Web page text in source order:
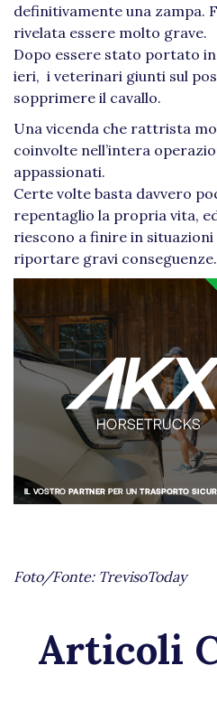
definitivamente una zampa.
rivelata essere molto grave.
Dopo essere stato portato
ieri, i veterinari giunti sul
sopprimere il cavallo.
Una vicenda che rattrista
coinvolte nell’intera
appassionati.
Certe volte basta davvero
repentaglio la propria vita,
riescono a finire in situazioni
riportare gravi conseguenze.
Foto/Fonte: TrevisoToday
Articoli